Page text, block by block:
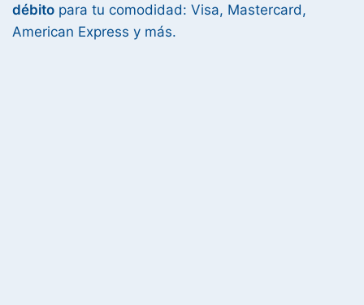
débito para tu comodidad: Visa, Mastercard,
American Express y más.